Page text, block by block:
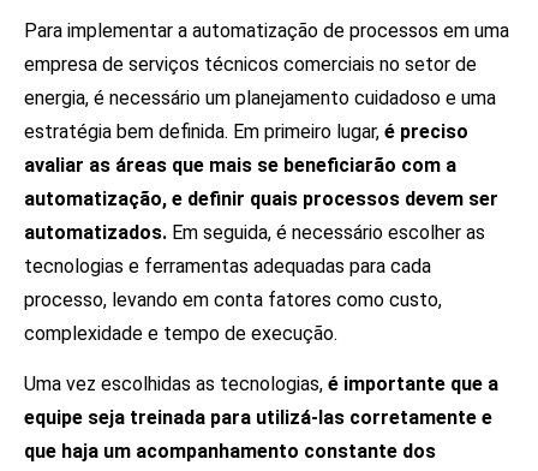
Para implementar a automatização de processos em uma
empresa de serviços técnicos comerciais no setor de
energia, é necessário um planejamento cuidadoso e uma
estratégia bem definida. Em primeiro lugar, é preciso
avaliar as áreas que mais se beneficiarão com a
automatização, e definir quais processos devem ser
automatizados. Em seguida, é necessário escolher as
tecnologias e ferramentas adequadas para cada
processo, levando em conta fatores como custo,
complexidade e tempo de execução.
Uma vez escolhidas as tecnologias, é importante que a
equipe seja treinada para utilizá-las corretamente e
que haja um acompanhamento constante dos